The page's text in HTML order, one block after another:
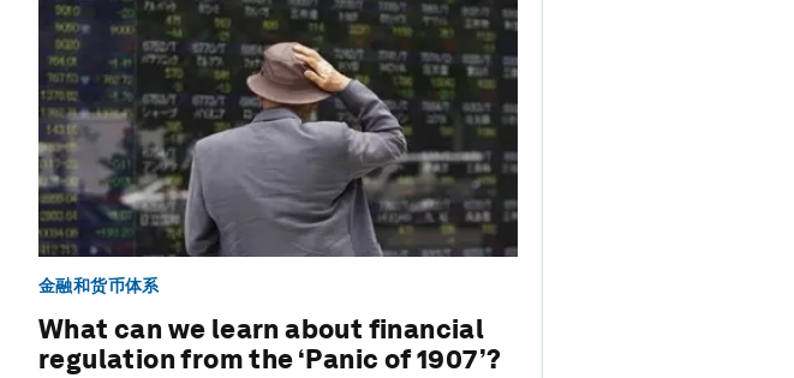
金融和货币体系
What can we learn about financial
regulation from the ‘Panic of 1907’?